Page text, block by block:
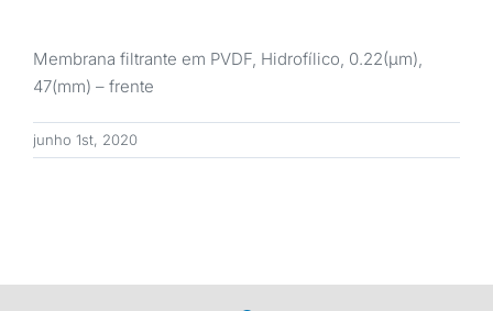
Membrana filtrante em PVDF, Hidrofílico, 0.22(μm),
47(mm) – frente
junho 1st, 2020